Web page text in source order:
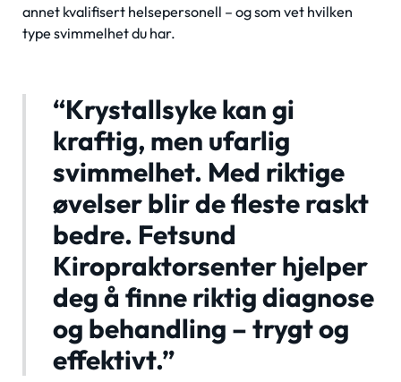
annet kvalifisert helsepersonell – og som vet hvilken
type svimmelhet du har.
“Krystallsyke kan gi
kraftig, men ufarlig
svimmelhet. Med riktige
øvelser blir de fleste raskt
bedre. Fetsund
Kiropraktorsenter hjelper
deg å finne riktig diagnose
og behandling – trygt og
effektivt.”